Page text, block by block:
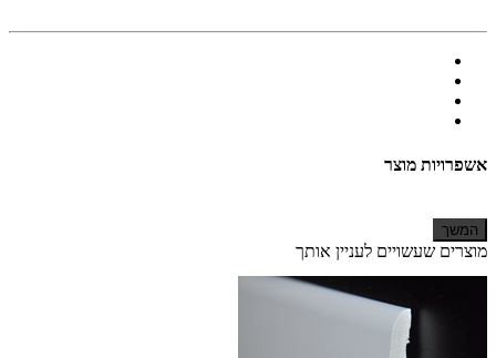
אשפרויות מוצר
המשך
מוצרים שעשויים לעניין אותך